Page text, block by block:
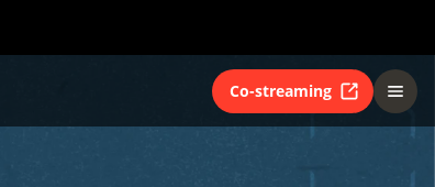
Co-streaming